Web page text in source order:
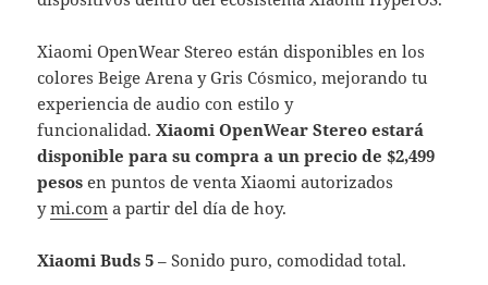
Xiaomi OpenWear Stereo están disponibles en los
colores Beige Arena y Gris Cósmico, mejorando tu
experiencia de audio con estilo y
funcionalidad.Xiaomi OpenWear Stereo estará
disponible para su compra a un precio de $2,499
pesos en puntos de venta Xiaomi autorizados
ymi.com a partir del día de hoy.
Xiaomi Buds 5– Sonido puro, comodidad total.